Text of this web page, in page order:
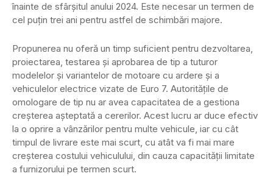
înainte de sfârșitul anului 2024. Este necesar un termen de
cel puțin trei ani pentru astfel de schimbări majore.
Propunerea nu oferă un timp suficient pentru dezvoltarea,
proiectarea, testarea și aprobarea de tip a tuturor
modelelor și variantelor de motoare cu ardere și a
vehiculelor electrice vizate de Euro 7. Autoritățile de
omologare de tip nu ar avea capacitatea de a gestiona
creșterea așteptată a cererilor. Acest lucru ar duce efectiv
la o oprire a vânzărilor pentru multe vehicule, iar cu cât
timpul de livrare este mai scurt, cu atât va fi mai mare
creșterea costului vehiculului, din cauza capacității limitate
a furnizorului pe termen scurt.